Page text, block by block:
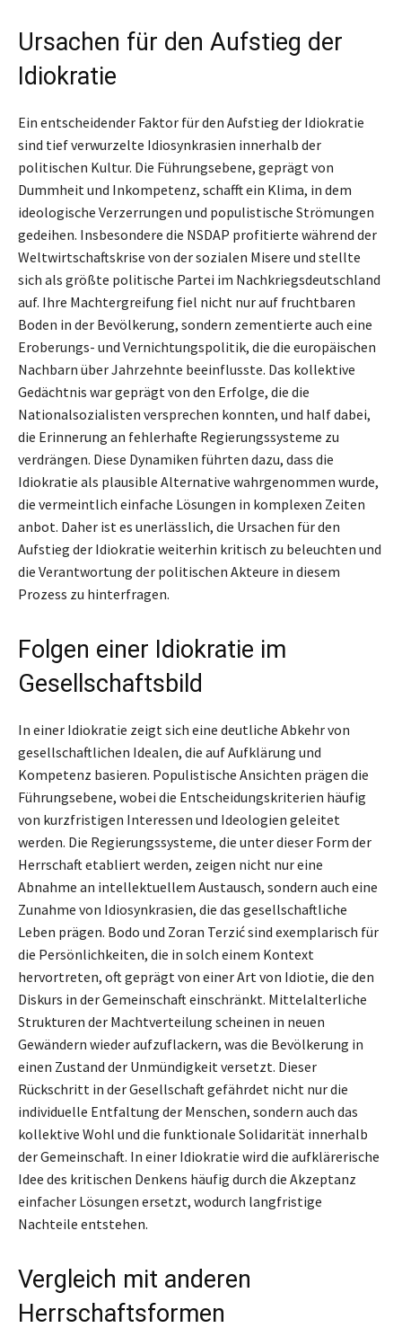
Ursachen für den Aufstieg der
Idiokratie
Ein entscheidender Faktor für den Aufstieg der Idiokratie
sind tief verwurzelte Idiosynkrasien innerhalb der
politischen Kultur. Die Führungsebene, geprägt von
Dummheit und Inkompetenz, schafft ein Klima, in dem
ideologische Verzerrungen und populistische Strömungen
gedeihen. Insbesondere die NSDAP profitierte während der
Weltwirtschaftskrise von der sozialen Misere und stellte
sich als größte politische Partei im Nachkriegsdeutschland
auf. Ihre Machtergreifung fiel nicht nur auf fruchtbaren
Boden in der Bevölkerung, sondern zementierte auch eine
Eroberungs- und Vernichtungspolitik, die die europäischen
Nachbarn über Jahrzehnte beeinflusste. Das kollektive
Gedächtnis war geprägt von den Erfolge, die die
Nationalsozialisten versprechen konnten, und half dabei,
die Erinnerung an fehlerhafte Regierungssysteme zu
verdrängen. Diese Dynamiken führten dazu, dass die
Idiokratie als plausible Alternative wahrgenommen wurde,
die vermeintlich einfache Lösungen in komplexen Zeiten
anbot. Daher ist es unerlässlich, die Ursachen für den
Aufstieg der Idiokratie weiterhin kritisch zu beleuchten und
die Verantwortung der politischen Akteure in diesem
Prozess zu hinterfragen.
Folgen einer Idiokratie im
Gesellschaftsbild
In einer Idiokratie zeigt sich eine deutliche Abkehr von
gesellschaftlichen Idealen, die auf Aufklärung und
Kompetenz basieren. Populistische Ansichten prägen die
Führungsebene, wobei die Entscheidungskriterien häufig
von kurzfristigen Interessen und Ideologien geleitet
werden. Die Regierungssysteme, die unter dieser Form der
Herrschaft etabliert werden, zeigen nicht nur eine
Abnahme an intellektuellem Austausch, sondern auch eine
Zunahme von Idiosynkrasien, die das gesellschaftliche
Leben prägen. Bodo und Zoran Terzić sind exemplarisch für
die Persönlichkeiten, die in solch einem Kontext
hervortreten, oft geprägt von einer Art von Idiotie, die den
Diskurs in der Gemeinschaft einschränkt. Mittelalterliche
Strukturen der Machtverteilung scheinen in neuen
Gewändern wieder aufzuflackern, was die Bevölkerung in
einen Zustand der Unmündigkeit versetzt. Dieser
Rückschritt in der Gesellschaft gefährdet nicht nur die
individuelle Entfaltung der Menschen, sondern auch das
kollektive Wohl und die funktionale Solidarität innerhalb
der Gemeinschaft. In einer Idiokratie wird die aufklärerische
Idee des kritischen Denkens häufig durch die Akzeptanz
einfacher Lösungen ersetzt, wodurch langfristige
Nachteile entstehen.
Vergleich mit anderen
Herrschaftsformen